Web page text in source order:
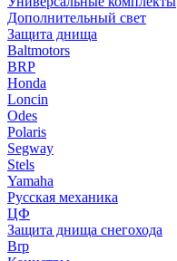
Дополнительный свет
Защита днища
Baltmotors
BRP
Honda
Loncin
Odes
Polaris
Segway
Stels
Yamaha
Русская механика
ЦФ
Защита днища снегохода
Brp